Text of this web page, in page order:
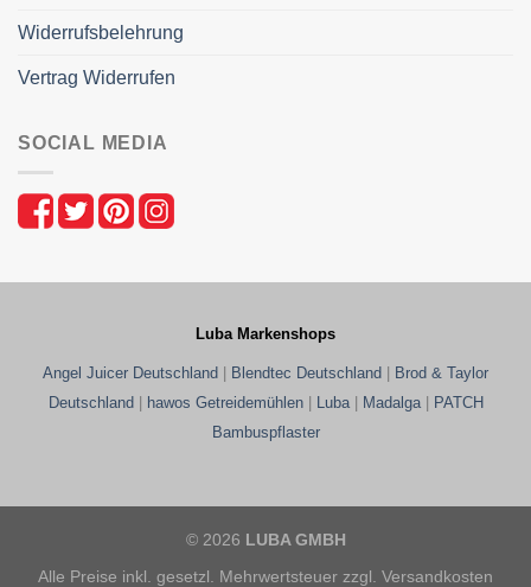
Widerrufsbelehrung
Vertrag Widerrufen
SOCIAL MEDIA
Luba Markenshops
Angel Juicer Deutschland | Blendtec Deutschland | Brod & Taylor
Deutschland| hawos Getreidemühlen| Luba| Madalga| PATCH
Bambuspflaster
© 2026 LUBA GMBH
Alle Preise inkl. gesetzl. Mehrwertsteuer zzgl. Versandkosten